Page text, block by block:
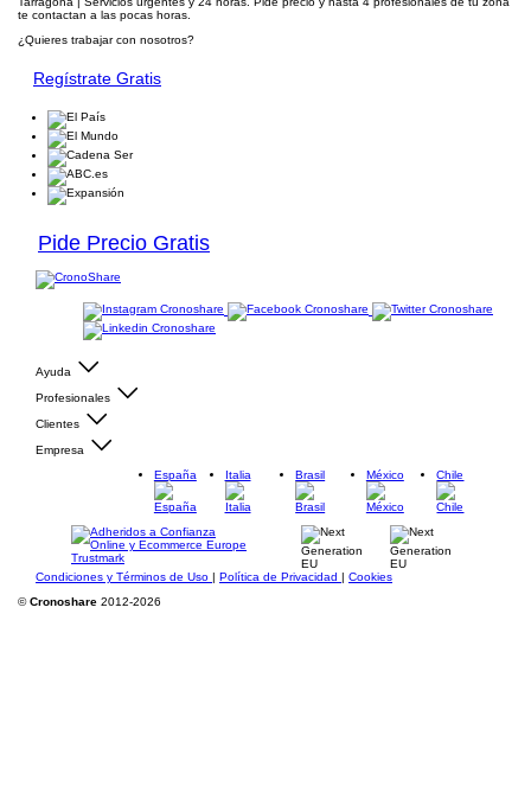
te contactan a las pocas horas.
¿Quieres trabajar con nosotros?
Regístrate Gratis
Pide Precio Gratis
Ayuda
Profesionales
Clientes
Empresa
España
Italia Brasil México Chile
Condiciones y Términos de Uso | Política de Privacidad | Cookies
©Cronoshare 2012-2026